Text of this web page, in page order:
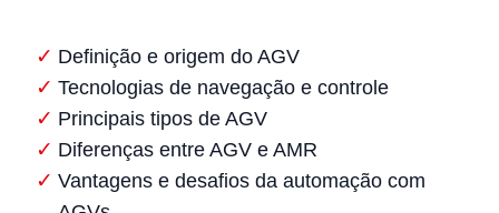
Definição e origem do AGV
Tecnologias de navegação e controle
Principais tipos de AGV
Diferenças entre AGV e AMR
Vantagens e desafios da automação com